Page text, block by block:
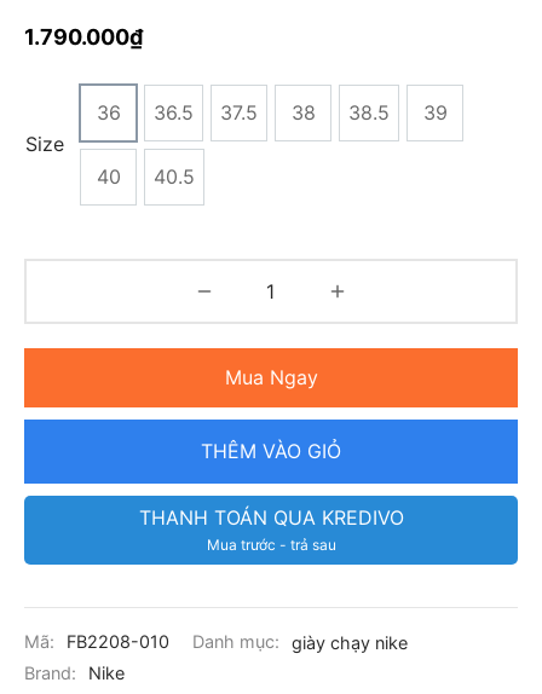
1.790.000₫
Size
36 36.5 37.5 38 38.5 39
40 40.5
Mua Ngay
THÊM VÀO GIỎ
THANH TOÁN QUA KREDIVO
Mua trước - trả sau
Mã: FB2208-010 Danh mục:
giày chạy nike
Brand:
Nike